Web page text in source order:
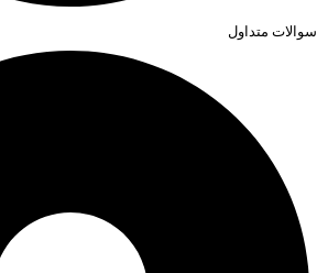
سوالات متداول